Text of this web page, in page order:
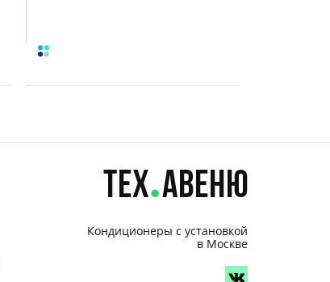
Кондиционеры с установкой
в Москве